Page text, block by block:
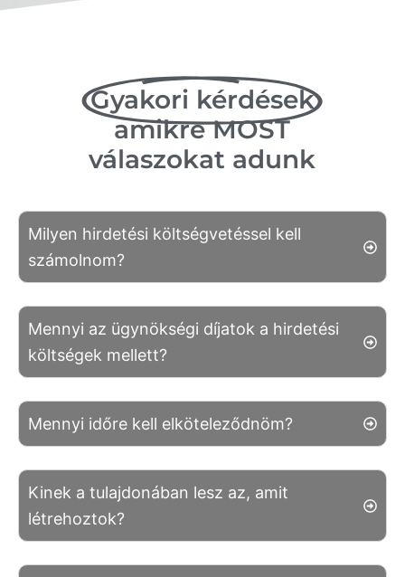
Gyakori kérdések
amikre MOST
válaszokat adunk
Milyen hirdetési költségvetéssel kell
számolnom?
Mennyi az ügynökségi díjatok a hirdetési
költségek mellett?
Mennyi időre kell elköteleződnöm?
Kinek a tulajdonában lesz az, amit
létrehoztok?